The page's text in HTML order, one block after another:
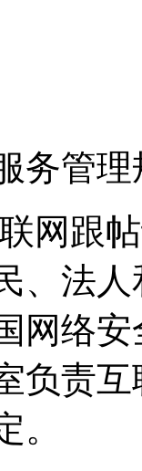
务管理
网跟
、法
网络
负责
。